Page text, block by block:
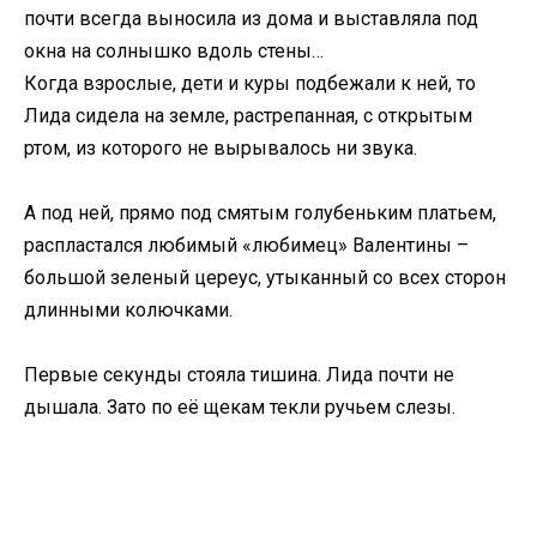
почти всегда выносила из дома и выставляла под
окна на солнышко вдоль стены…
Когда взрослые, дети и куры подбежали к ней, то
Лида сидела на земле, растрепанная, с открытым
ртом, из которого не вырывалось ни звука.
А под ней, прямо под смятым голубеньким платьем,
распластался любимый «любимец» Валентины –
большой зеленый цереус, утыканный со всех сторон
длинными колючками.
Первые секунды стояла тишина. Лида почти не
дышала. Зато по её щекам текли ручьем слезы.